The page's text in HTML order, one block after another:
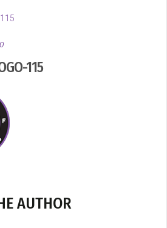
0
115
AUTHOR